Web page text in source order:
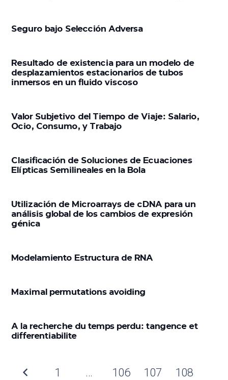
Seguro bajo Selección Adversa
Resultado de existencia para un modelo de
desplazamientos estacionarios de tubos
inmersos en un fluido viscoso
Valor Subjetivo del Tiempo de Viaje: Salario,
Ocio, Consumo, y Trabajo
Clasificación de Soluciones de Ecuaciones
Elípticas Semilineales en la Bola
Utilización de Microarrays de cDNA para un
análisis global de los cambios de expresión
génica
Modelamiento Estructura de RNA
Maximal permutations avoiding
A la recherche du temps perdu: tangence et
differentiabilite
1 … 106 107 108